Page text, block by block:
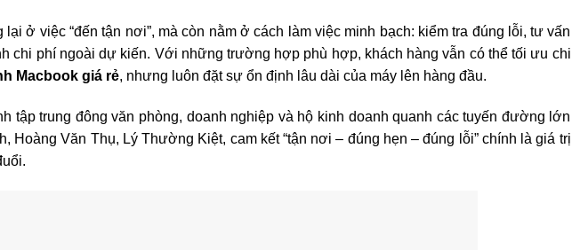
ở việc “đến tận nơi”, mà còn nằm ở cách làm việc minh bạch: kiểm tra đúng lỗi, tư vấn
chi phí ngoài dự kiến. Với những trường hợp phù hợp, khách hàng vẫn có thể tối ưu chi
Macbook giá rẻ, nhưng luôn đặt sự ổn định lâu dài của máy lên hàng đầu.
tập trung đông văn phòng, doanh nghiệp và hộ kinh doanh quanh các tuyến đường lớn
Hoàng Văn Thụ, Lý Thường Kiệt, cam kết “tận nơi – đúng hẹn – đúng lỗi” chính là giá trị